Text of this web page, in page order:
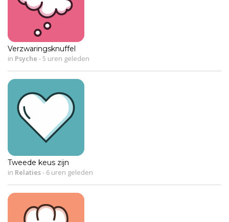
Verzwaringsknuffel
in Psyche -5 uren geleden
Tweede keus zijn
in Relaties- 6 uren geleden